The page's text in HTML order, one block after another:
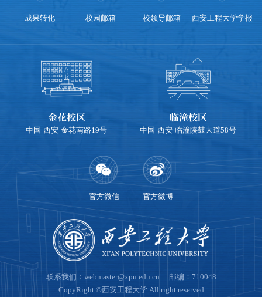
成果转化 校园邮箱 校领导邮箱 西安工程大学学报
联系我们：webmaster@xpu.edu.cn 邮编：710048
CopyRight ©西安工程大学 All right reserved
金花校区
中国·西安·金花南路19号
临潼校区
中国·西安·临潼陕鼓大道58号
官方微信 官方微博